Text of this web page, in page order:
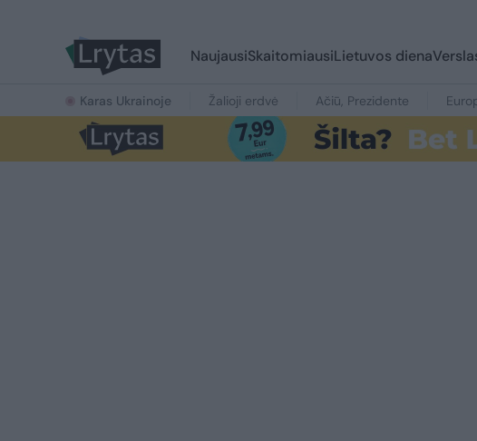
NaujausiSkaitomiausiLietuvos diena
Karas Ukrainoje Žalioji erdvė Ačiū, Prezidente